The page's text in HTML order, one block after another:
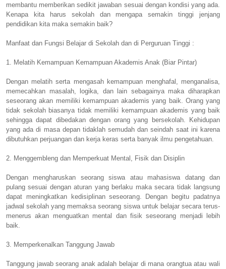
membantu memberikan sedikit jawaban sesuai dengan kondisi yang ada.
Kenapa kita harus sekolah dan mengapa semakin tinggi jenjang
pendidikan kita maka semakin baik?
Manfaat dan Fungsi Belajar di Sekolah dan di Perguruan Tinggi :
1. Melatih Kemampuan Kemampuan Akademis Anak (Biar Pintar)
Dengan melatih serta mengasah kemampuan menghafal, menganalisa,
memecahkan masalah, logika, dan lain sebagainya maka diharapkan
seseorang akan memiliki kemampuan akademis yang baik. Orang yang
tidak sekolah biasanya tidak memiliki kemampuan akademis yang baik
sehingga dapat dibedakan dengan orang yang bersekolah. Kehidupan
yang ada di masa depan tidaklah semudah dan seindah saat ini karena
dibutuhkan perjuangan dan kerja keras serta banyak ilmu pengetahuan.
2. Menggembleng dan Memperkuat Mental, Fisik dan Disiplin
Dengan mengharuskan seorang siswa atau mahasiswa datang dan
pulang sesuai dengan aturan yang berlaku maka secara tidak langsung
dapat meningkatkan kedisiplinan seseorang. Dengan begitu padatnya
jadwal sekolah yang memaksa seorang siswa untuk belajar secara terus-
menerus akan menguatkan mental dan fisik seseorang menjadi lebih
baik.
3. Memperkenalkan Tanggung Jawab
Tanggung jawab seorang anak adalah belajar di mana orangtua atau wali